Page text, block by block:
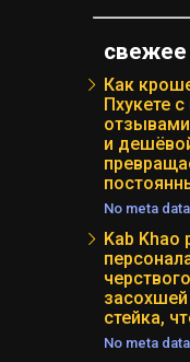
свежее
Как
Пхукете
и
No meta data
Kab Khao
засохшей
стейка,
No meta data